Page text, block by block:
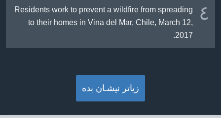
٤ Residents work to prevent a wildfire from spreading
to their homes in Vina del Mar, Chile, March 12,
2017.
زیاتر نیشـان بده‌